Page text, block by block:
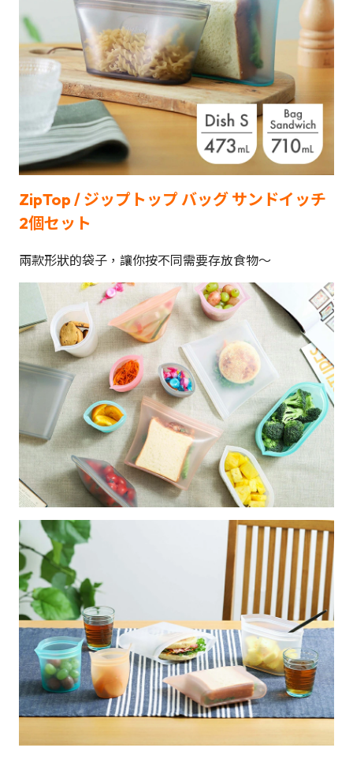
ZipTop / ジップトップ バッグ サンドイッチ
2個セット
兩款形狀的袋子，讓你按不同需要存放食物～